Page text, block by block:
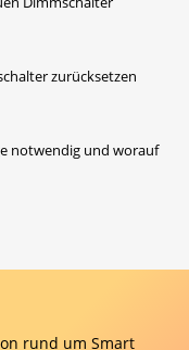
zurücksetzen
notwendig und worauf
rund um Smart